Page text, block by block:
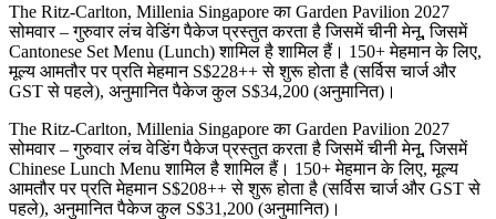
The Ritz-Carlton, Millenia Singapore का Garden Pavilion 2027
सोमवार – गुरुवार लंच वेडिंग पैकेज प्रस्तुत करता है जिसमें चीनी मेनू, जिसमें
Cantonese Set Menu (Lunch) शामिल है शामिल हैं। 150+ मेहमान के लिए,
मूल्य आमतौर पर प्रति मेहमान S$228++ से शुरू होता है (सर्विस चार्ज और
GST से पहले), अनुमानित पैकेज कुल S$34,200 (अनुमानित)।
The Ritz-Carlton, Millenia Singapore का Garden Pavilion 2027
सोमवार – गुरुवार लंच वेडिंग पैकेज प्रस्तुत करता है जिसमें चीनी मेनू, जिसमें
Chinese Lunch Menu शामिल है शामिल हैं। 150+ मेहमान के लिए, मूल्य
आमतौर पर प्रति मेहमान S$208++ से शुरू होता है (सर्विस चार्ज और GST से
पहले), अनुमानित पैकेज कुल S$31,200 (अनुमानित)।